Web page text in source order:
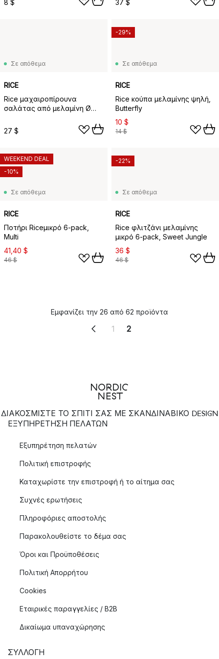
8 $ 37 $
Σε απόθεμα
RICE
Rice μαχαιροπίρουνα
σαλάτας από μελαμίνη Ø
27 $
Σε απόθεμα
RICE
Rice κούπα μελαμίνης ψηλή,
Butterfly
10 $
14 $
-29%
Σε απόθεμα
RICE
Ποτήρι Riceμικρό 6-pack,
Multi
41,40 $
46 $
WEEKEND DEAL
-10%
Σε απόθεμα
RICE
Rice φλιτζάνι μελαμίνης
μικρό 6-pack, Sweet Jungle
36 $
46 $
-22%
Εμφανίζει την 26 από 62 προϊόντα
1 2
ΔΙΑΚΟΣΜΙΣΤΕ ΤΟ ΣΠΙΤΙ ΣΑΣ ΜΕ ΣΚΑΝΔΙΝΑΒΙΚΟ DESIGN
ΕΞΥΠΗΡΈΤΗΣΗ ΠΕΛΑΤΏΝ
Εξυπηρέτηση πελατών
Πολιτική επιστροφής
Καταχωρίστε την επιστροφή ή το αίτημα σας
Συχνές ερωτήσεις
Πληροφόριες αποστολής
Παρακολουθείστε το δέμα σας
Όροι και Προϋποθέσεις
Πολιτική Απορρήτου
Cookies
Εταιρικές παραγγελίες / B2B
Δικαίωμα υπαναχώρησης
ΣΥΛΛΟΓΉ